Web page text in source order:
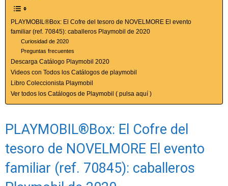
PLAYMOBIL®Box: El Cofre del tesoro de NOVELMORE El evento
familiar (ref. 70845): caballeros Playmobil de 2020
Curiosidad de 2020
Preguntas frecuentes
Descarga Catálogo Playmobil 2020
Videos con Todos los Catálogos de playmobil
Libro Coleccionista Playmobil
Ver todos los Catálogos de Playmobil ( pulsa aquí )
PLAYMOBIL®Box: El Cofre del
tesoro de NOVELMORE El evento
familiar (ref. 70845): caballeros